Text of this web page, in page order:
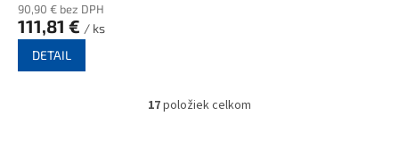
90,90 € bez DPH
111,81 € / ks
DETAIL
O
17položiek celkom